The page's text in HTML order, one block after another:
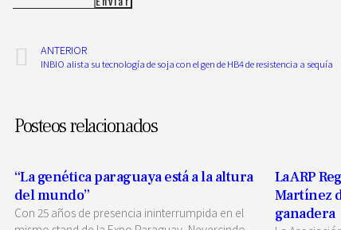
ANTERIOR
INBIO alista su tecnología de soja con el gen de HB4 de resistencia a sequía
Posteos relacionados
“La genética paraguaya está a la altura
del mundo”
Con 25 años de presencia ininterrumpida en el
La ARP
Martínez
ganadera